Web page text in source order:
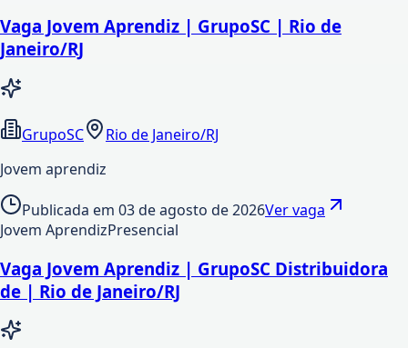
Vaga Jovem Aprendiz | GrupoSC | Rio de
Janeiro/RJ
GrupoSC
Rio de Janeiro/RJ
Jovem aprendiz
Publicada em 03 de agosto de 2026Ver vaga
Jovem AprendizPresencial
Vaga Jovem Aprendiz | GrupoSC Distribuidora
de | Rio de Janeiro/RJ